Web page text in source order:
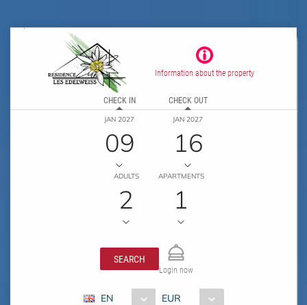
Information about the property
CHECK IN
JAN 2027
09
CHECK OUT
JAN 2027
16
ADULTS
2
APARTMENTS
1
SEARCH
Login now
EN EUR